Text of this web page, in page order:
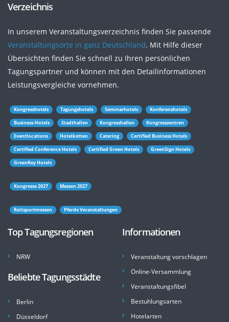
Verzeichnis
In unserem Veranstaltungsverzeichnis finden Sie passende
Veranstaltungsorte in ganz Deutschland. Mit Hilfe dieser
Übersichten finden Sie schnell zu Ihren persönlichen
Tagungspartner und können mit den Detailinformationen
Leistungsvergleiche vornehmen.
Kongresshotels Tagungshotels Seminarhotels Konferenzhotels
Business-Hotels Stadthallen Kongresshallen Kongresszentren
Eventlocations Hotelketten Catering Certified Business Hotels
Certified Conference Hotels Certified Green Hotels GreenSign Hotels
GreenKey Hotels
Kongresse 2027 Messen 2027
Reitsportmessen Pferde Veranstaltungen
Top Tagungsregionen
NRW
Beliebte Tagungsstädte
Berlin
Düsseldorf
Informationen
Veranstaltung vorschlagen
Online-Versammlung
Veranstaltungsfibel
Bestuhlungsarten
Hotelarten